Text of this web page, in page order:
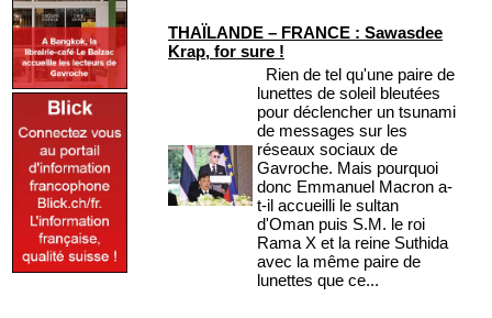
THAÏLANDE – FRANCE : Sawasdee
Krap, for sure !
Rien de tel qu'une paire de
lunettes de soleil bleutées
pour déclencher un tsunami
de messages sur les
réseaux sociaux de
Gavroche. Mais pourquoi
donc Emmanuel Macron a-
t-il accueilli le sultan
d'Oman puis S.M. le roi
Rama X et la reine Suthida
avec la même paire de
lunettes que ce...